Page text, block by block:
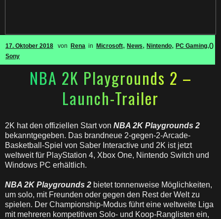
17. Oktober 2018 von Rena in Microsoft, News, Nintendo, PC Gaming,
Sony
0
NBA 2K Playgrounds 2 –
Launch-Trailer
2K hat den offiziellen Start von NBA 2K Playgrounds 2
bekanntgegeben. Das brandneue 2-gegen-2-Arcade-
Basketball-Spiel von Saber Interactive und 2K ist jetzt
weltweit für PlayStation 4, Xbox One, Nintendo Switch und
Windows PC erhältlich.
NBA 2K Playgrounds 2 bietet tonnenweise Möglichkeiten,
um solo, mit Freunden oder gegen den Rest der Welt zu
spielen. Der Championship-Modus führt eine weltweite Liga
mit mehreren kompetitiven Solo- und Koop-Ranglisten ein,